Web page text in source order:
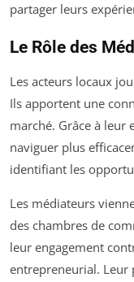
partager leurs
Le Rôle des
Les acteurs locaux
Ils apportent une
marché. Grâce à leur
naviguer plus
identifiant les
Les médiateurs
des chambres de
leur engagement
entrepreneurial. Leur